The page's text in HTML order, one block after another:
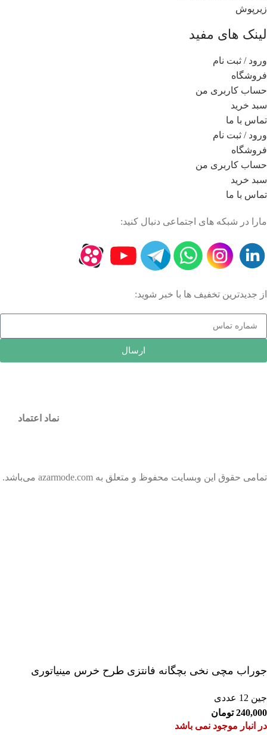
زیرپوش
لینک های مفید
ورود / ثبت نام
فروشگاه
حساب کاربری من
سبد خرید
تماس با ما
ورود / ثبت نام
فروشگاه
حساب کاربری من
سبد خرید
تماس با ما
مارا در شبکه های اجتماعی دنبال کنید:
از جدیدترین تخفیف ها با خبر شوید:
ارسال
نماد اعتماد
تمامی حقوق این وبسایت محفوظ و متعلق به azarmode.com می‌باشد.
جوراب مچی نخی بچگانه فانتزی طرح خرس مینیاتوری
جین 12 عددی
240,000 تومان
در انبار موجود نمی باشد